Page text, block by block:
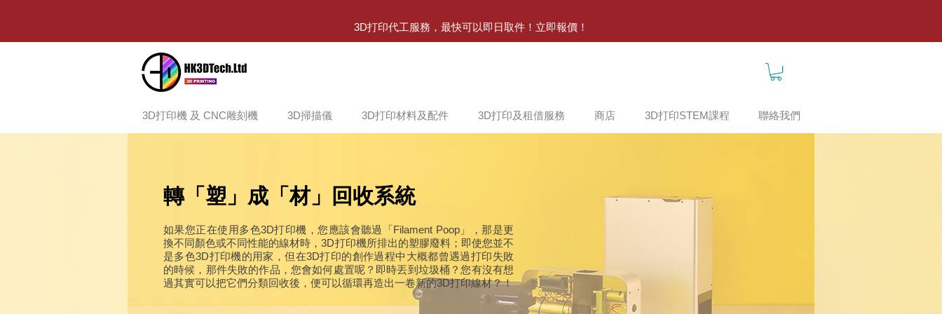
3D打印代工服務，最快可以即日取件！立即報價！
3D打印機 及 CNC雕刻機 3D掃描儀 3D打印材料及配件 3D打印及租借服務 商店 3D打印STEM課程 聯絡我們
轉「塑」成「材」回收系統
如果您正在使用多色3D打印機，您應該會聽過「Filament Poop」，那是更
換不同顏色或不同性能的線材時，3D打印機所排出的塑膠廢料；即使您並不
是多色3D打印機的用家，但在3D打印的創作過程中大概都曾遇過打印失敗
的時候，那件失敗的作品，您會如何處置呢？即時丟到垃圾桶？您有沒有想
過其實可以把它們分類回收後，便可以循環再造出一卷新的3D打印線材？！